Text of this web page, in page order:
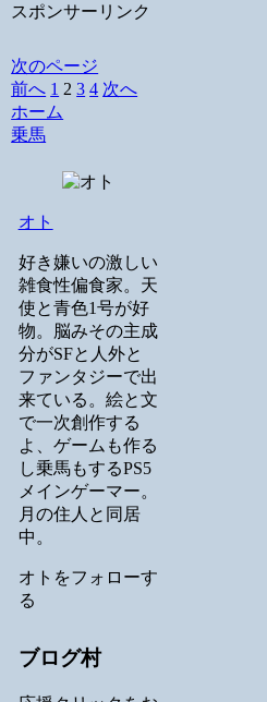
スポンサーリンク
次のページ
前へ 1 2 3 4 次へ
ホーム
乗馬
オト
好き嫌いの激しい
雑食性偏食家。天
使と青色1号が好
物。脳みその主成
分がSFと人外と
ファンタジーで出
来ている。絵と文
で一次創作する
よ、ゲームも作る
し乗馬もするPS5
メインゲーマー。
月の住人と同居
中。
オトをフォローす
る
ブログ村